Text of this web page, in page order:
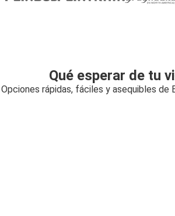
Qué esperar de tu
Opciones rápidas, fáciles y asequibles de